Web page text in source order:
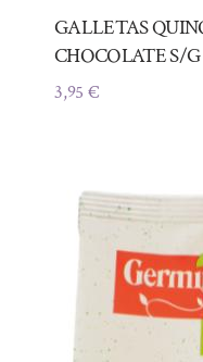
GALLETAS
CHOCOLATE S/
3,95€